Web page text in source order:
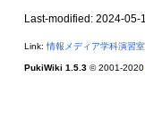
Last-modified: 2024-
Link: 情報メディア学科演習室
PukiWiki 1.5.3© 2001-2020